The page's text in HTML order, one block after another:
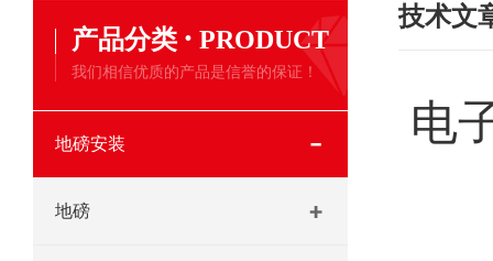
产品分类 · PRODUCT
我们相信优质的产品是信誉的保证！
地磅安装
地磅
技术文
电